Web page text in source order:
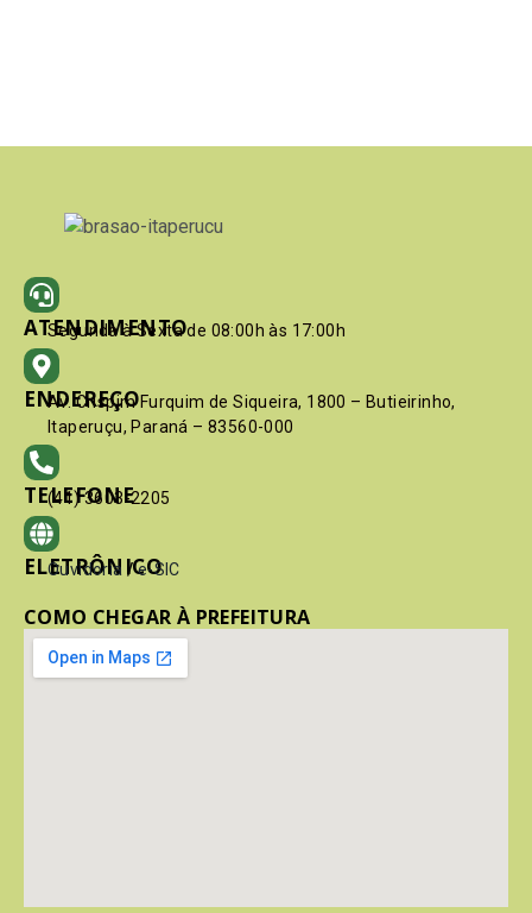
ATENDIMENTO
Segunda à Sexta de 08:00h às 17:00h
ENDEREÇO
Av. Crispim Furquim de Siqueira, 1800 – Butieirinho,
Itaperuçu, Paraná – 83560-000
TELEFONE
(41) 3603-2205
ELETRÔNICO
Ouvidoria / e-SIC
COMO CHEGAR À PREFEITURA